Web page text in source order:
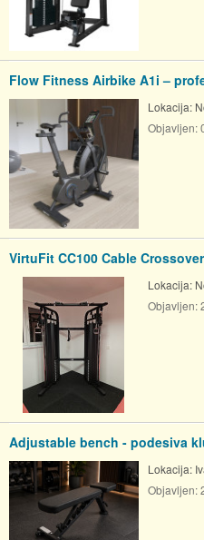
Flow Fitness Airbike A1i –
Lokacija:
Objavljen:
VirtuFit CC100 Cable
Lokacija:
Objavljen:
Adjustable bench - podesiva
Lokacija:
Objavljen: